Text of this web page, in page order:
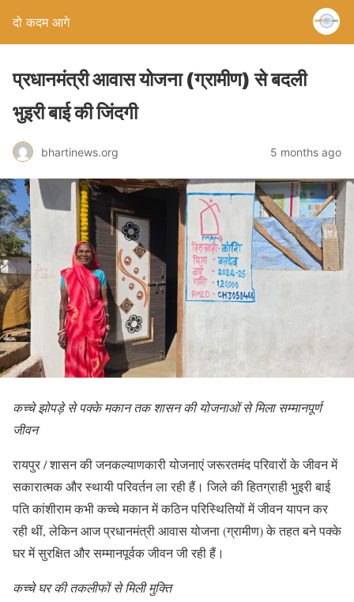
दो कदम आगे
प्रधानमंत्री आवास योजना (ग्रामीण) से बदली
भुइरी बाई की जिंदगी
bhartinews.org 5 months ago
कच्चे झोपड़े से पक्के मकान तक शासन की योजनाओं से मिला सम्मानपूर्ण
जीवन
रायपुर / शासन की जनकल्याणकारी योजनाएं जरूरतमंद परिवारों के जीवन में
सकारात्मक और स्थायी परिवर्तन ला रही हैं। जिले की हितग्राही भुइरी बाई
पति कांशीराम कभी कच्चे मकान में कठिन परिस्थितियों में जीवन यापन कर
रही थीं, लेकिन आज प्रधानमंत्री आवास योजना (ग्रामीण) के तहत बने पक्के
घर में सुरक्षित और सम्मानपूर्वक जीवन जी रही हैं।
कच्चे घर की तकलीफों से मिली मुक्ति